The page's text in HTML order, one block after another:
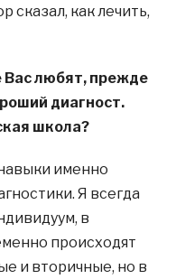
сказал, как лечить,
Вас любят, прежде
диагност.
школа?
именно
Я всегда
в
происходят
и вторичные, но в